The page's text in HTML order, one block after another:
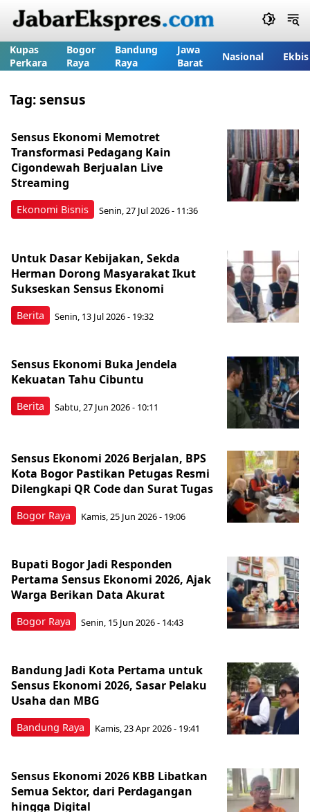
Kupas
Perkara
Bogor
Raya
Bandung
Raya
Jawa
Barat
Nasional Ekbis
Tag:sensus
Ekonomi Bisnis
Sensus Ekonomi Memotret
Transformasi Pedagang Kain
Cigondewah Berjualan Live
Streaming
Senin, 27 Jul 2026 - 11:36
Berita
Untuk Dasar Kebijakan, Sekda
Herman Dorong Masyarakat Ikut
Sukseskan Sensus Ekonomi
Senin, 13 Jul 2026 - 19:32
Berita
Sensus Ekonomi Buka Jendela
Kekuatan Tahu Cibuntu
Sabtu, 27 Jun 2026 - 10:11
Bogor Raya
Sensus Ekonomi 2026 Berjalan, BPS
Kota Bogor Pastikan Petugas Resmi
Dilengkapi QR Code dan Surat Tugas
Kamis, 25 Jun 2026 - 19:06
Bogor Raya
Bupati Bogor Jadi Responden
Pertama Sensus Ekonomi 2026, Ajak
Warga Berikan Data Akurat
Senin, 15 Jun 2026 - 14:43
Bandung Raya
Bandung Jadi Kota Pertama untuk
Sensus Ekonomi 2026, Sasar Pelaku
Usaha dan MBG
Kamis, 23 Apr 2026 - 19:41
Sensus Ekonomi 2026 KBB Libatkan
Semua Sektor, dari Perdagangan
hingga Digital